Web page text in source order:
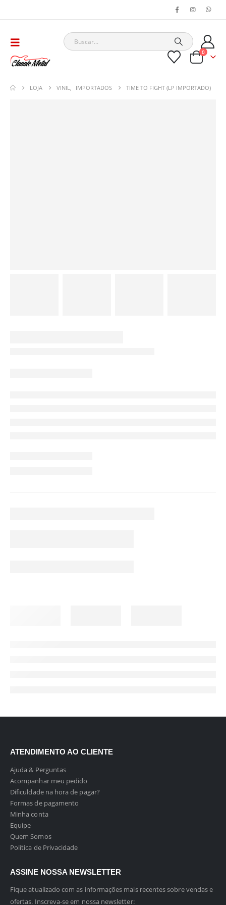
0
LOJA VINIL IMPORTADOS TIME TO FIGHT (LP IMPORTADO)
ATENDIMENTO AO CLIENTE
Ajuda & Perguntas
Acompanhar meu pedido
Dificuldade na hora de pagar?
Formas de pagamento
Minha conta
Equipe
Quem Somos
Política de Privacidade
ASSINE NOSSA NEWSLETTER
Fique atualizado com as informações mais recentes sobre vendas e
ofertas. Inscreva-se em nossa newsletter: